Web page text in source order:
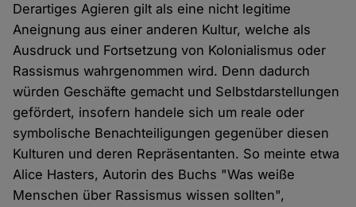
Derartiges Agieren gilt als eine nicht legitime
Aneignung aus einer anderen Kultur, welche als
Ausdruck und Fortsetzung von Kolonialismus oder
Rassismus wahrgenommen wird. Denn dadurch
würden Geschäfte gemacht und Selbstdarstellungen
gefördert, insofern handele sich um reale oder
symbolische Benachteiligungen gegenüber diesen
Kulturen und deren Repräsentanten. So meinte etwa
Alice Hasters, Autorin des Buchs "Was weiße
Menschen über Rassismus wissen sollten",